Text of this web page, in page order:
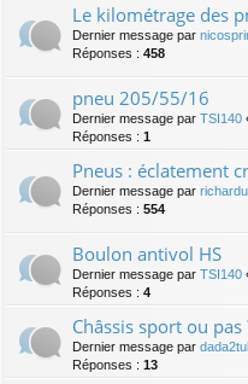
Le kilométrage des
Dernier message par
Réponses : 458
pneu 205/55/16
Dernier message par TSI140
Réponses : 1
Pneus : éclatement
Dernier message par
Réponses : 554
Boulon antivol HS
Dernier message par TSI140
Réponses : 4
Châssis sport ou
Dernier message par
Réponses : 13